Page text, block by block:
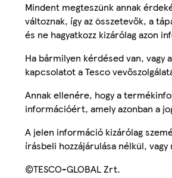
Mindent megteszünk annak
változnak, így az összetevők, a
és ne hagyatkozz kizárólag azon
Ha bármilyen kérdésed van,
kapcsolatot a Tesco
Annak ellenére, hogy a
információért, amely azonban a
A jelen információ kizárólag
írásbeli hozzájárulása nélkül,
©TESCO-GLOBAL Zrt.